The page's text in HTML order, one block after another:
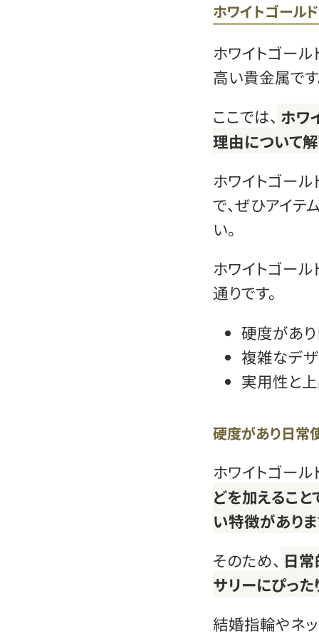
ホワイトゴール
ホワイトゴー
高い貴金属です
ここでは、 ホワ
理由について
ホワイトゴー
で、ぜひアイテ
い。
ホワイトゴー
通りです。
硬度があ
複雑なデ
実用性と
硬度があり日常
ホワイトゴール
どを加えるこ
い特徴があり
そのため、 日常
サリーにぴった
結婚指輪やネ